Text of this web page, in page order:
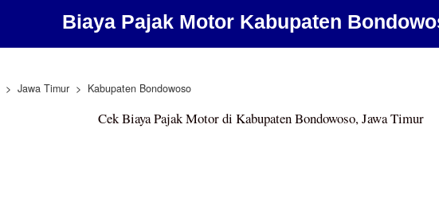
Biaya Pajak Motor Kabupaten
Jawa Timur Kabupaten Bondowoso
Cek Biaya Pajak Motor di Kabupaten Bondowoso, Jawa Timur